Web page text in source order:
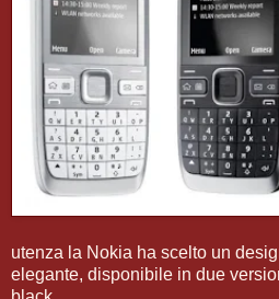
utenza la Nokia ha scelto un
elegante, disponibile in due